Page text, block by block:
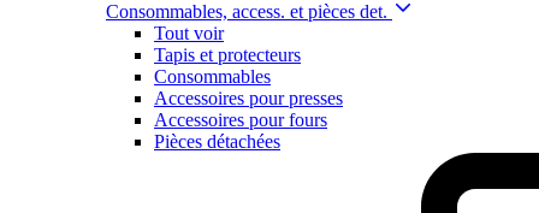
Consommables, access. et pièces det.
Tout voir
Tapis et protecteurs
Consommables
Accessoires pour presses
Accessoires pour fours
Pièces détachées